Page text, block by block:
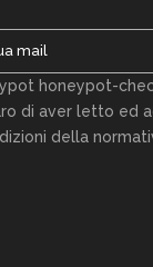
honeypot-
di aver letto ed
della